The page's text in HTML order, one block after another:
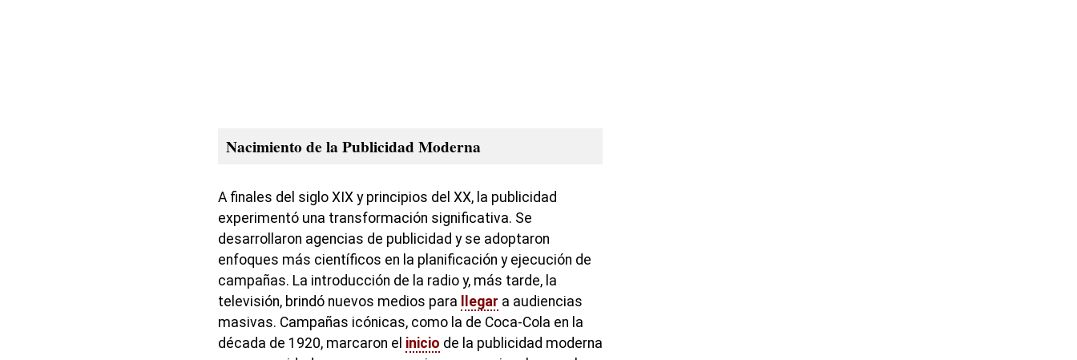
Nacimiento de la Publicidad Moderna
A finales del siglo XIX y principios del XX, la publicidad
experimentó una transformación significativa. Se
desarrollaron agencias de publicidad y se adoptaron
enfoques más científicos en la planificación y ejecución de
campañas. La introducción de la radio y, más tarde, la
televisión, brindó nuevos medios para
llegar a audiencias
masivas. Campañas icónicas, como la de Coca-Cola en la
década de 1920, marcaron el inicio de la publicidad moderna